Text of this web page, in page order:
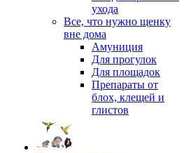
ухода
Все, что нужно щенку
вне дома
Амуниция
Для прогулок
Для площадок
Препараты от
блох, клещей и
глистов